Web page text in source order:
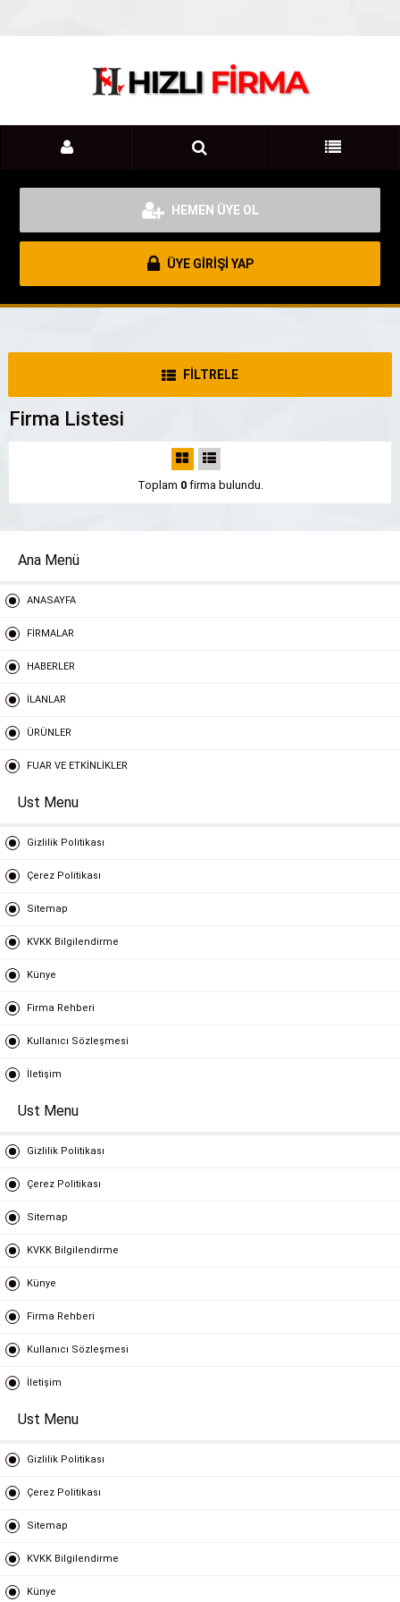
HEMEN ÜYE OL
ÜYE GİRİŞİ YAP
FİLTRELE
Firma Listesi
Toplam 0firma bulundu.
Ana Menü
ANASAYFA
FİRMALAR
HABERLER
İLANLAR
ÜRÜNLER
FUAR VE ETKİNLİKLER
Ust Menu
Gizlilik Politikası
Çerez Politikası
Sitemap
KVKK Bilgilendirme
Künye
Firma Rehberi
Kullanıcı Sözleşmesi
İletişim
Ust Menu
Gizlilik Politikası
Çerez Politikası
Sitemap
KVKK Bilgilendirme
Künye
Firma Rehberi
Kullanıcı Sözleşmesi
İletişim
Ust Menu
Gizlilik Politikası
Çerez Politikası
Sitemap
KVKK Bilgilendirme
Künye